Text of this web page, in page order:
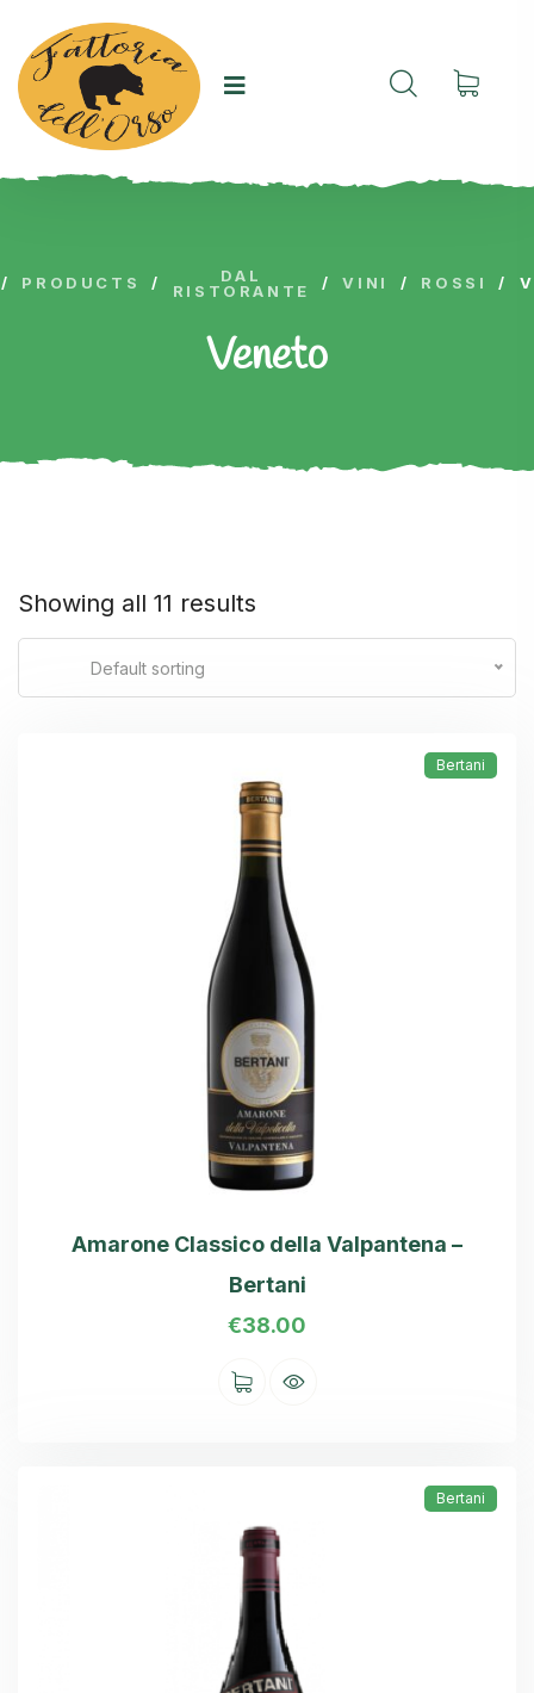
/ PRODUCTS /
DAL
RISTORANTE
/ VINI / ROSSI /
Veneto
Showing all 11 results
Default sorting
Bertani
Amarone Classico della Valpantena –
Bertani
€38.00
Bertani